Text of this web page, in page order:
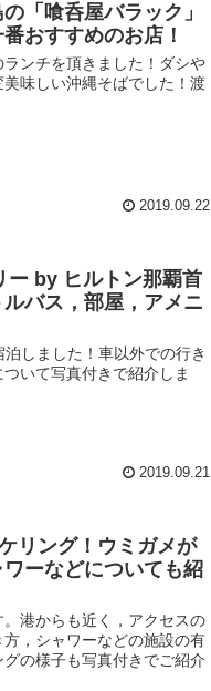
「喰呑屋バラック」
おすすめのお店！
ンチを頂きました！ダシや
味しい沖縄そばでした！渡
2019.09.22
ー by ヒルトン那覇首
バス，部屋，アメニ
しました！車以外での行き
いて写真付きで紹介しま
2019.09.21
リング！ウミガメが
ーなどについても紹
港からも近く，アクセスの
，シャワーなどの施設の有
の様子も写真付きでご紹介